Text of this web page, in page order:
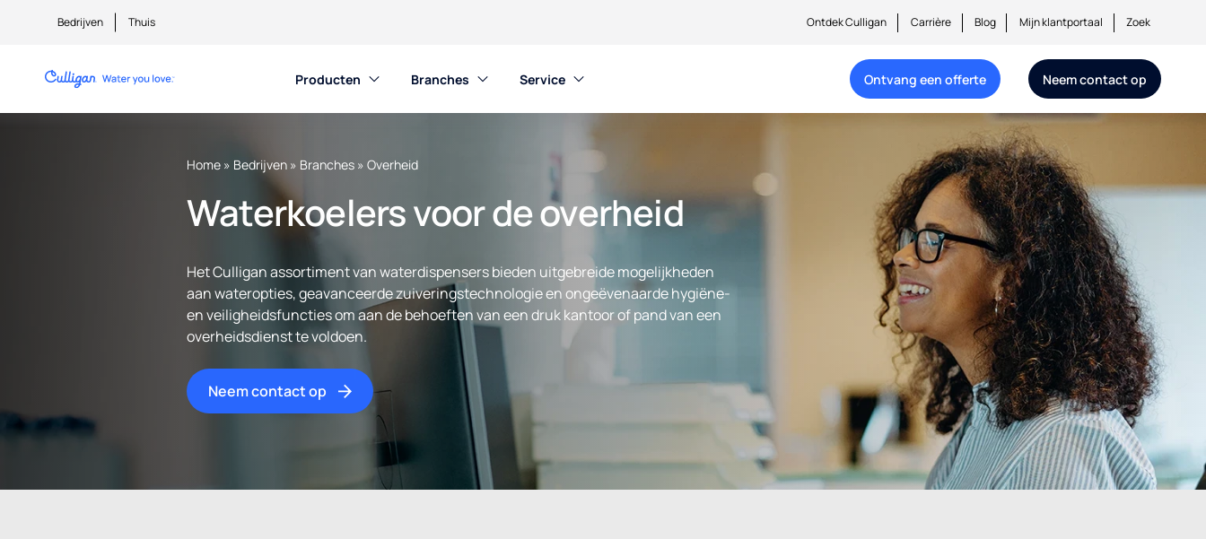
Bedrijven Thuis Ontdek Culligan Carrière Blog Mijn klantportaal Zoek
Producten Branches Service Ontvang een offerte Neem contact op
Home » Bedrijven » Branches » Overheid
Waterkoelers voor de overheid
Het Culligan assortiment van waterdispensers bieden uitgebreide mogelijkheden
aan wateropties, geavanceerde zuiveringstechnologie en ongeëvenaarde hygiëne-
en veiligheidsfuncties om aan de behoeften van een druk kantoor of pand van een
overheidsdienst te voldoen.
Neem contact op